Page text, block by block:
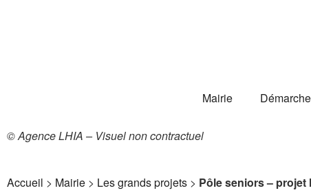
Mairie
© Agence LHIA – Visuel non contractuel
Accueil > Mairie > Les grands projets > Pôle seniors – projet